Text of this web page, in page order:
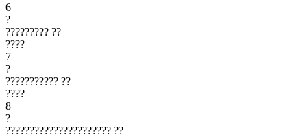
6
?
????????? ??
????
7
?
??????????? ??
????
8
?
?????????????????????? ??